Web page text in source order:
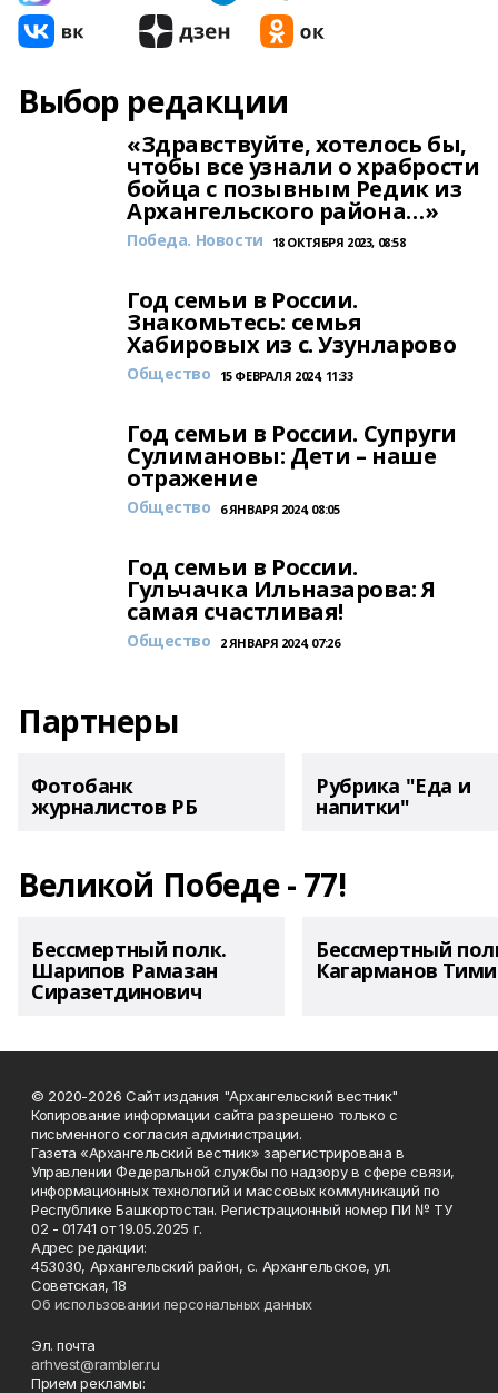
Выбор редакции
«Здравствуйте, хотелось бы,
чтобы все узнали о храбрости
бойца с позывным Редик из
Архангельского района…»
Победа. Новости 18 ОКТЯБРЯ 2023, 08:58
Год семьи в России.
Знакомьтесь: семья
Хабировых из с. Узунларово
Общество 15 ФЕВРАЛЯ 2024, 11:33
Год семьи в России. Супруги
Сулимановы: Дети – наше
отражение
Общество 6 ЯНВАРЯ 2024, 08:05
Год семьи в России.
Гульчачка Ильназарова: Я
самая счастливая!
Общество 2 ЯНВАРЯ 2024, 07:26
Партнеры
Фотобанк
журналистов РБ
Рубрика "Еда и
напитки"
Великой Победе - 77!
Бессмертный полк.
Шарипов Рамазан
Сиразетдинович
Бессмертный
Кагарманов
© 2020-2026 Сайт издания "Архангельский вестник"
Копирование информации сайта разрешено только с
письменного согласия администрации.
Газета «Архангельский вестник» зарегистрирована в
Управлении Федеральной службы по надзору в сфере связи,
информационных технологий и массовых коммуникаций по
Республике Башкортостан. Регистрационный номер ПИ № ТУ
02 - 01741 от 19.05.2025 г.
Адрес редакции:
453030, Архангельский район, с. Архангельское, ул.
Советская, 18
Об использовании персональных данных
Эл. почта
arhvest@rambler.ru
Прием рекламы: